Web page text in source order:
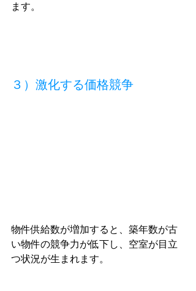
ます。
３）激化する価格競争
物件供給数が増加すると、築年数が古
い物件の競争力が低下し、空室が目立
つ状況が生まれます。